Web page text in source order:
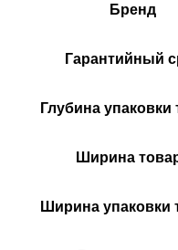
Бренд
Гарантийный
Глубина упаковки
Ширина
Ширина упаковки